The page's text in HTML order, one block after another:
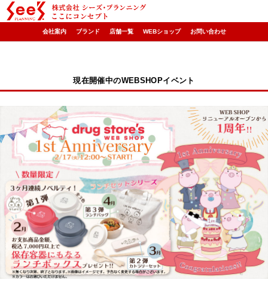
会社案内 ブランド 店舗一覧 WEBショップ お問い合わせ
現在開催中のWEBSHOPイベント